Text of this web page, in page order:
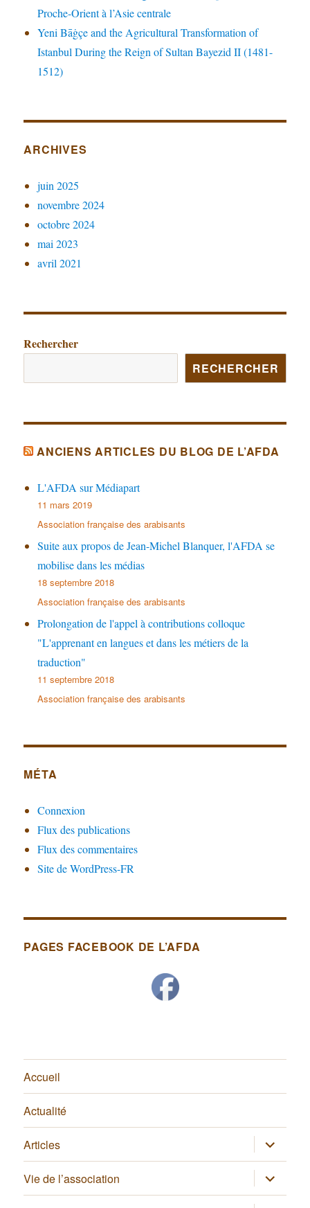
Proche-Orient à l’Asie centrale
Yeni Bāġçe and the Agricultural Transformation of
Istanbul During the Reign of Sultan Bayezid II (1481-
1512)
ARCHIVES
juin 2025
novembre 2024
octobre 2024
mai 2023
avril 2021
Rechercher
RECHERCHER
ANCIENS ARTICLES DU BLOG DE L’AFDA
L'AFDA sur Médiapart
11 mars 2019
Association française des arabisants
Suite aux propos de Jean-Michel Blanquer, l'AFDA se
mobilise dans les médias
18 septembre 2018
Association française des arabisants
Prolongation de l'appel à contributions colloque
"L'apprenant en langues et dans les métiers de la
traduction"
11 septembre 2018
Association française des arabisants
MÉTA
Connexion
Flux des publications
Flux des commentaires
Site de WordPress-FR
PAGES FACEBOOK DE L’AFDA
Accueil
Actualité
Articles ouvrir
le
sous-
menu
Vie de l’association ouvrir
le
sous-